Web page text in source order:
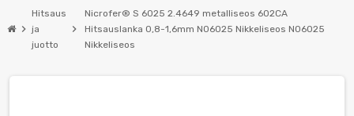
chevron_right
Hitsaus
ja
juotto
chevron_right
Nicrofer® S 6025 2.4649 metalliseos 602CA
Hitsauslanka 0,8-1,6mm N06025 Nikkeliseos N06025
Nikkeliseos